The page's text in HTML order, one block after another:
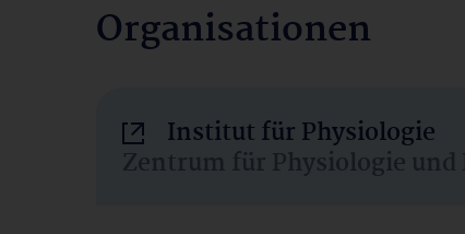
Organisationen
Institut für Physiologie
Zentrum für Physiologie